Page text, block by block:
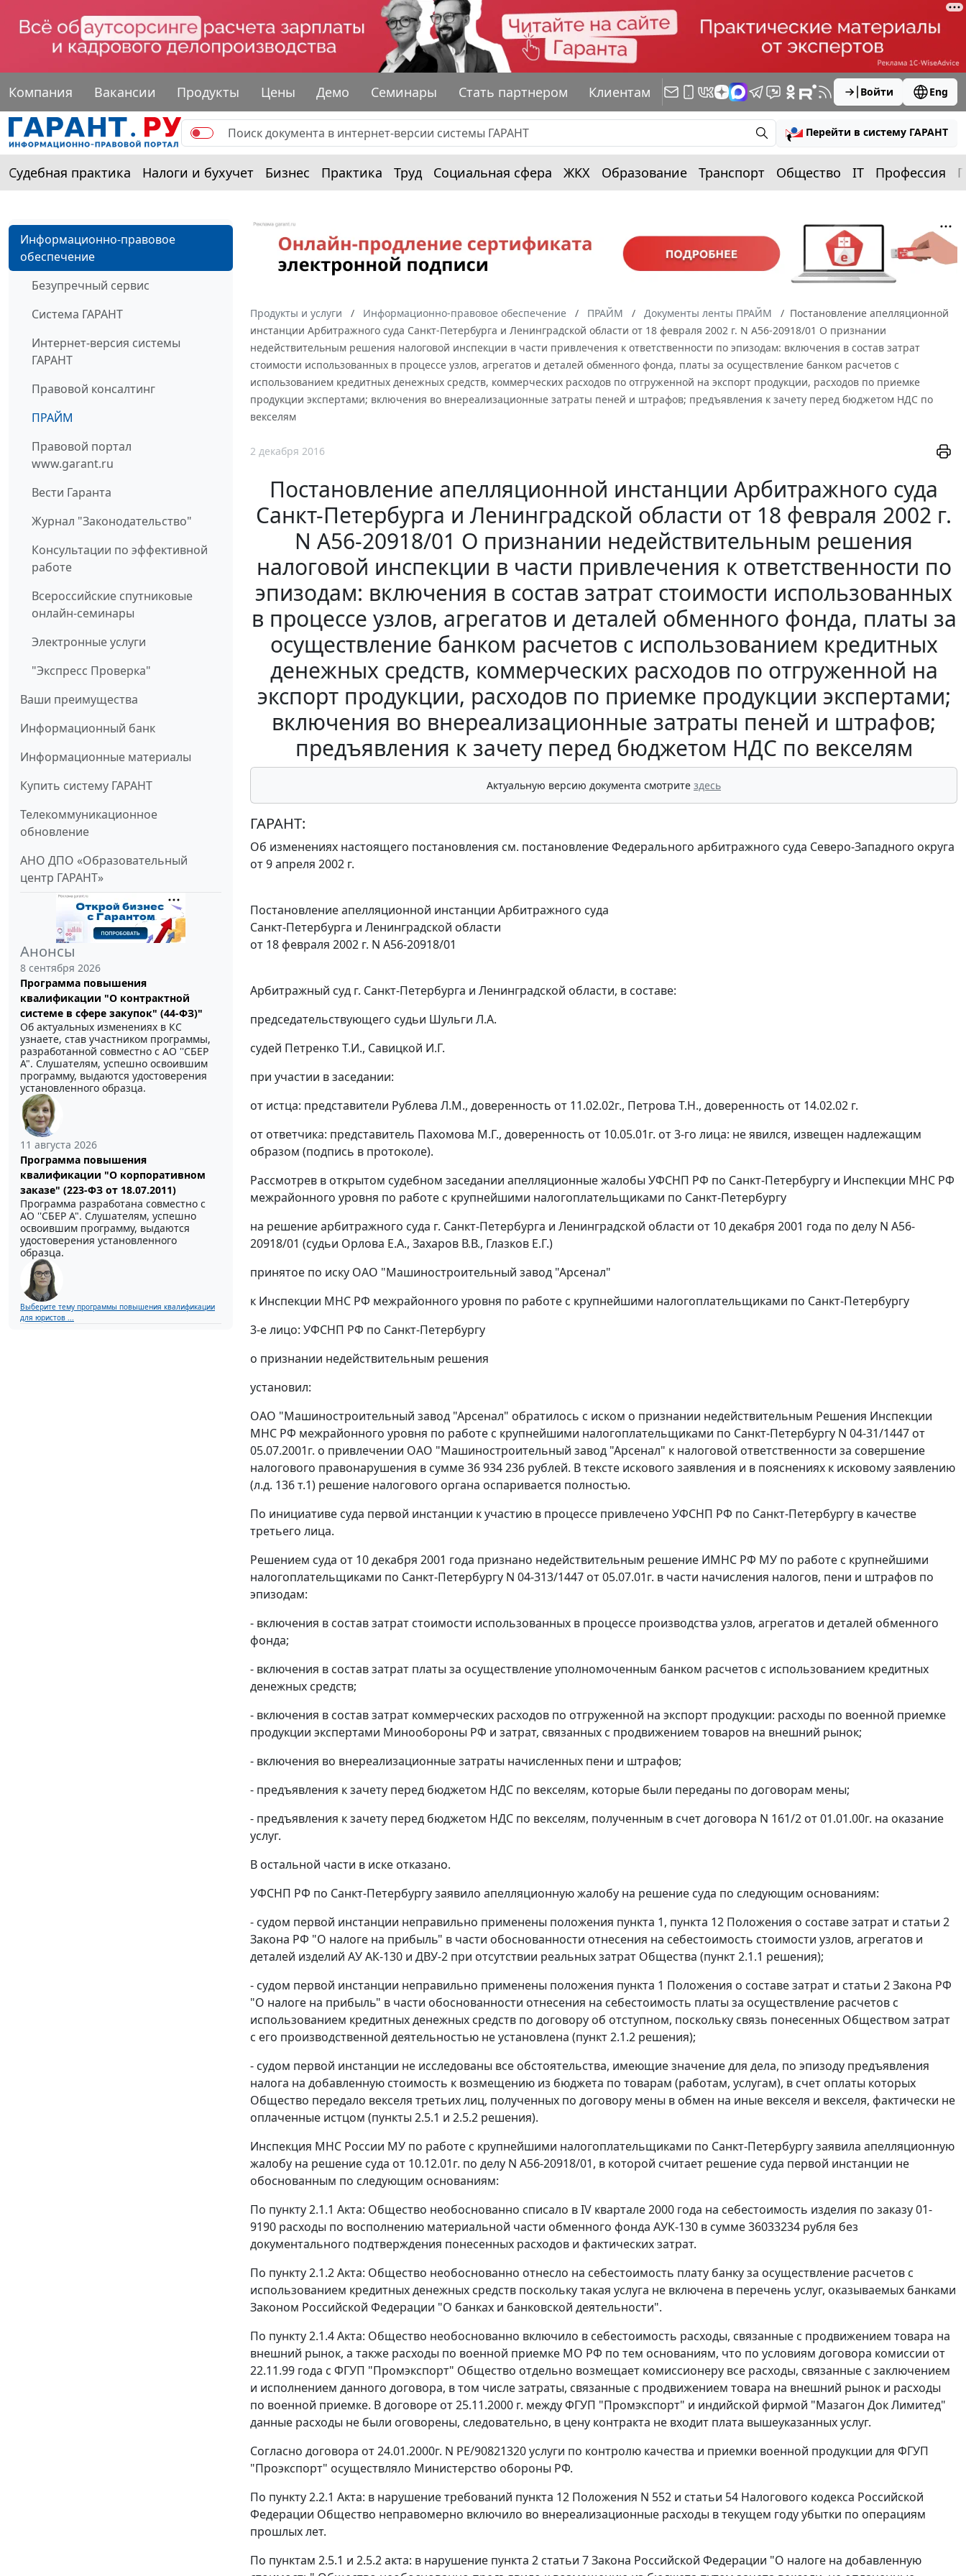
Компания Вакансии Продукты Цены Демо Семинары Стать партнером Клиентам Войти Eng
Перейти в систему ГАРАНТ
Судебная практика Налоги и бухучет Бизнес Практика Труд Социальная сфера ЖКХ Образование Транспорт Общество IT Профессия
Информационно-правовое
обеспечение
Безупречный сервис
Система ГАРАНТ
Интернет-версия системы
ГАРАНТ
Правовой консалтинг
ПРАЙМ
Правовой портал
www.garant.ru
Вести Гаранта
Журнал "Законодательство"
Консультации по эффективной
работе
Всероссийские спутниковые
онлайн-семинары
Электронные услуги
"Экспресс Проверка"
Ваши преимущества
Информационный банк
Информационные материалы
Купить систему ГАРАНТ
Телекоммуникационное
обновление
АНО ДПО «Образовательный
центр ГАРАНТ»
Анонсы
8 сентября 2026
Программа повышения
квалификации "О контрактной
системе в сфере закупок" (44-ФЗ)"
Об актуальных изменениях в КС
узнаете, став участником программы,
разработанной совместно с АО ''СБЕР
А". Слушателям, успешно освоившим
программу, выдаются удостоверения
установленного образца.
11 августа 2026
Программа повышения
квалификации "О корпоративном
заказе" (223-ФЗ от 18.07.2011)
Программа разработана совместно с
АО ''СБЕР А". Слушателям, успешно
освоившим программу, выдаются
удостоверения установленного
образца.
Выберите тему программы повышения квалификации
для юристов ...
Продукты и услуги Информационно-правовое обеспечение ПРАЙМ Документы ленты ПРАЙМ
Постановление апелляционной
инстанции Арбитражного суда Санкт-Петербурга и Ленинградской области от 18 февраля 2002 г. N А56-20918/01 О признании
недействительным решения налоговой инспекции в части привлечения к ответственности по эпизодам: включения в состав затрат
стоимости использованных в процессе узлов, агрегатов и деталей обменного фонда, платы за осуществление банком расчетов с
использованием кредитных денежных средств, коммерческих расходов по отгруженной на экспорт продукции, расходов по приемке
продукции экспертами; включения во внереализационные затраты пеней и штрафов; предъявления к зачету перед бюджетом НДС по
векселям
2 декабря 2016
Постановление апелляционной инстанции Арбитражного суда
Санкт-Петербурга и Ленинградской области от 18 февраля 2002 г.
N А56-20918/01 О признании недействительным решения
налоговой инспекции в части привлечения к ответственности по
эпизодам: включения в состав затрат стоимости использованных
в процессе узлов, агрегатов и деталей обменного фонда, платы за
осуществление банком расчетов с использованием кредитных
денежных средств, коммерческих расходов по отгруженной на
экспорт продукции, расходов по приемке продукции экспертами;
включения во внереализационные затраты пеней и штрафов;
предъявления к зачету перед бюджетом НДС по векселям
Актуальную версию документа смотрите здесь
ГАРАНТ:
Об изменениях настоящего постановления см. постановление Федерального арбитражного суда Северо-Западного округа
от 9 апреля 2002 г.
Постановление апелляционной инстанции Арбитражного суда
Санкт-Петербурга и Ленинградской области
от 18 февраля 2002 г. N А56-20918/01
Арбитражный суд г. Санкт-Петербурга и Ленинградской области, в составе:
председательствующего судьи Шульги Л.А.
судей Петренко Т.И., Савицкой И.Г.
при участии в заседании:
от истца: представители Рублева Л.М., доверенность от 11.02.02г., Петрова Т.Н., доверенность от 14.02.02 г.
от ответчика: представитель Пахомова М.Г., доверенность от 10.05.01г. от 3-го лица: не явился, извещен надлежащим
образом (подпись в протоколе).
Рассмотрев в открытом судебном заседании апелляционные жалобы УФСНП РФ по Санкт-Петербургу и Инспекции МНС РФ
межрайонного уровня по работе с крупнейшими налогоплательщиками по Санкт-Петербургу
на решение арбитражного суда г. Санкт-Петербурга и Ленинградской области от 10 декабря 2001 года по делу N А56-
20918/01 (судьи Орлова Е.А., Захаров В.В., Глазков Е.Г.)
принятое по иску ОАО "Машиностроительный завод "Арсенал"
к Инспекции МНС РФ межрайонного уровня по работе с крупнейшими налогоплательщиками по Санкт-Петербургу
3-е лицо: УФСНП РФ по Санкт-Петербургу
о признании недействительным решения
установил:
ОАО "Машиностроительный завод "Арсенал" обратилось с иском о признании недействительным Решения Инспекции
МНС РФ межрайонного уровня по работе с крупнейшими налогоплательщиками по Санкт-Петербургу N 04-31/1447 от
05.07.2001г. о привлечении ОАО "Машиностроительный завод "Арсенал" к налоговой ответственности за совершение
налогового правонарушения в сумме 36 934 236 рублей. В тексте искового заявления и в пояснениях к исковому заявлению
(л.д. 136 т.1) решение налогового органа оспаривается полностью.
По инициативе суда первой инстанции к участию в процессе привлечено УФСНП РФ по Санкт-Петербургу в качестве
третьего лица.
Решением суда от 10 декабря 2001 года признано недействительным решение ИМНС РФ МУ по работе с крупнейшими
налогоплательщиками по Санкт-Петербургу N 04-313/1447 от 05.07.01г. в части начисления налогов, пени и штрафов по
эпизодам:
- включения в состав затрат стоимости использованных в процессе производства узлов, агрегатов и деталей обменного
фонда;
- включения в состав затрат платы за осуществление уполномоченным банком расчетов с использованием кредитных
денежных средств;
- включения в состав затрат коммерческих расходов по отгруженной на экспорт продукции: расходы по военной приемке
продукции экспертами Минообороны РФ и затрат, связанных с продвижением товаров на внешний рынок;
- включения во внереализационные затраты начисленных пени и штрафов;
- предъявления к зачету перед бюджетом НДС по векселям, которые были переданы по договорам мены;
- предъявления к зачету перед бюджетом НДС по векселям, полученным в счет договора N 161/2 от 01.01.00г. на оказание
услуг.
В остальной части в иске отказано.
УФСНП РФ по Санкт-Петербургу заявило апелляционную жалобу на решение суда по следующим основаниям:
- судом первой инстанции неправильно применены положения пункта 1, пункта 12 Положения о составе затрат и статьи 2
Закона РФ "О налоге на прибыль" в части обоснованности отнесения на себестоимость стоимости узлов, агрегатов и
деталей изделий АУ АК-130 и ДВУ-2 при отсутствии реальных затрат Общества (пункт 2.1.1 решения);
- судом первой инстанции неправильно применены положения пункта 1 Положения о составе затрат и статьи 2Закона РФ
"О налоге на прибыль" в части обоснованности отнесения на себестоимость платы за осуществление расчетов с
использованием кредитных денежных средств по договору об отступном, поскольку связь понесенных Обществом затрат
с его производственной деятельностью не установлена (пункт 2.1.2 решения);
- судом первой инстанции не исследованы все обстоятельства, имеющие значение для дела, по эпизоду предъявления
налога на добавленную стоимость к возмещению из бюджета по товарам (работам, услугам), в счет оплаты которых
Общество передало векселя третьих лиц, полученных по договору мены в обмен на иные векселя и векселя, фактически не
оплаченные истцом (пункты 2.5.1 и 2.5.2 решения).
Инспекция МНС России МУ по работе с крупнейшими налогоплательщиками по Санкт-Петербургу заявила апелляционную
жалобу на решение суда от 10.12.01г. по делу N А56-20918/01, в которой считает решение суда первой инстанции не
обоснованным по следующим основаниям:
По пункту 2.1.1 Акта: Общество необоснованно списало в IV квартале 2000 года на себестоимость изделия по заказу 01-
9190 расходы по восполнению материальной части обменного фонда АУК-130 в сумме 36033234 рубля без
документального подтверждения понесенных расходов и фактических затрат.
По пункту 2.1.2 Акта: Общество необоснованно отнесло на себестоимость плату банку за осуществление расчетов с
использованием кредитных денежных средств поскольку такая услуга не включена в перечень услуг, оказываемых банками
Законом Российской Федерации "О банках и банковской деятельности".
По пункту 2.1.4 Акта: Общество необоснованно включило в себестоимость расходы, связанные с продвижением товара на
внешний рынок, а также расходы по военной приемке МО РФ по тем основаниям, что по условиям договора комиссии от
22.11.99 года с ФГУП "Промэкспорт" Общество отдельно возмещает комиссионеру все расходы, связанные с заключением
и исполнением данного договора, в том числе затраты, связанные с продвижением товара на внешний рынок и расходы
по военной приемке. В договоре от 25.11.2000 г. между ФГУП "Промэкспорт" и индийской фирмой "Мазагон Док Лимитед"
данные расходы не были оговорены, следовательно, в цену контракта не входит плата вышеуказанных услуг.
Согласно договора от 24.01.2000г. N РЕ/90821320 услуги по контролю качества и приемки военной продукции для ФГУП
"Проэкспорт" осуществляло Министерство обороны РФ.
По пункту 2.2.1 Акта: в нарушение требований пункта 12 Положения N 552 и статьи 54 Налогового кодекса Российской
Федерации Общество неправомерно включило во внереализационные расходы в текущем году убытки по операциям
прошлых лет.
По пунктам 2.5.1 и 2.5.2 акта: в нарушение пункта 2 статьи 7Закона Российской Федерации "О налоге на добавленную